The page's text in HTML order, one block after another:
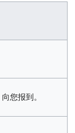
您报到。